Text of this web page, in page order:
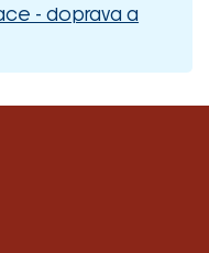
- doprava a